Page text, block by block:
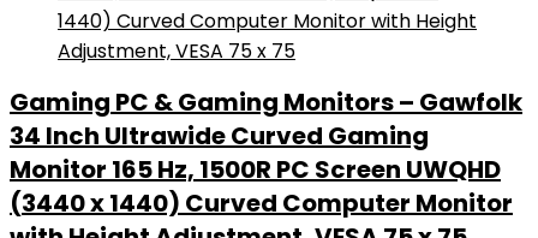
Gaming PC & Gaming Monitors – Gawfolk
34 Inch Ultrawide Curved Gaming
Monitor 165 Hz, 1500R PC Screen UWQHD
(3440 x 1440) Curved Computer Monitor